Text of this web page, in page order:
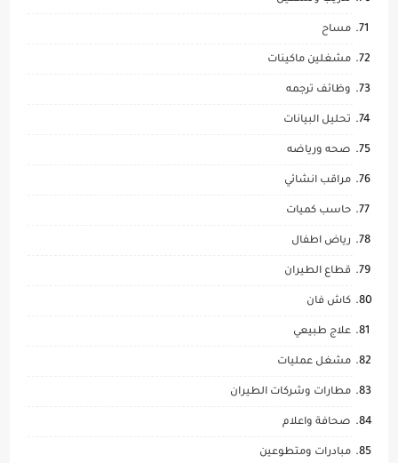
مساح
مشغلين ماكينات
وظائف ترجمه
تحليل البيانات
صحه ورياضه
مراقب انشائي
حاسب كميات
رياض اطفال
قطاع الطيران
كاش فان
علاج طبيعي
مشغل عمليات
مطارات وشركات الطيران
صحافة واعلام
مبادرات ومتطوعين